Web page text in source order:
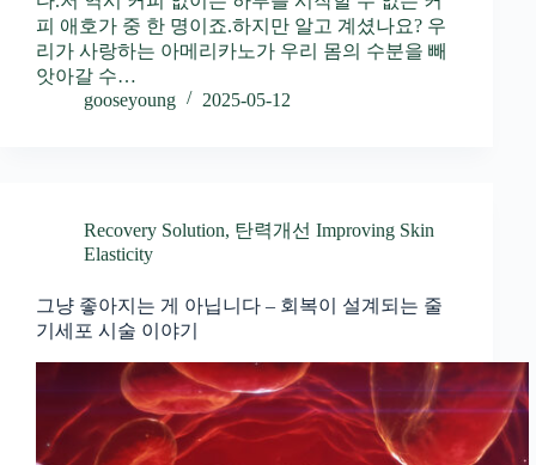
피 애호가 중 한 명이죠.하지만 알고 계셨나요? 우
리가 사랑하는 아메리카노가 우리 몸의 수분을 빼
앗아갈 수…
gooseyoung
2025-05-12
Recovery Solution, 탄력개선 Improving Skin
Elasticity
그냥 좋아지는 게 아닙니다 – 회복이 설계되는 줄
기세포 시술 이야기